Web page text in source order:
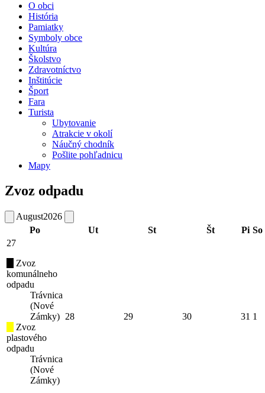
O obci
História
Pamiatky
Symboly obce
Kultúra
Školstvo
Zdravotníctvo
Inštitúcie
Šport
Fara
Turista
Ubytovanie
Atrakcie v okolí
Náučný chodník
Pošlite pohľadnicu
Mapy
Zvoz odpadu
August2026
Po
Ut St Št Pi So
27
Zvoz
komunálneho
odpadu
Trávnica
(Nové
Zámky)
Zvoz
plastového
odpadu
Trávnica
(Nové
Zámky)
28 29 30 31 1